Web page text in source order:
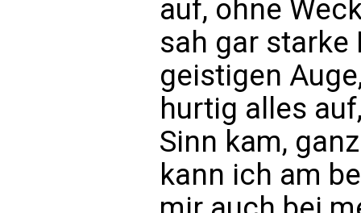
auf, ohne
sah gar starke
geistigen
hurtig alles
Sinn kam,
kann ich am